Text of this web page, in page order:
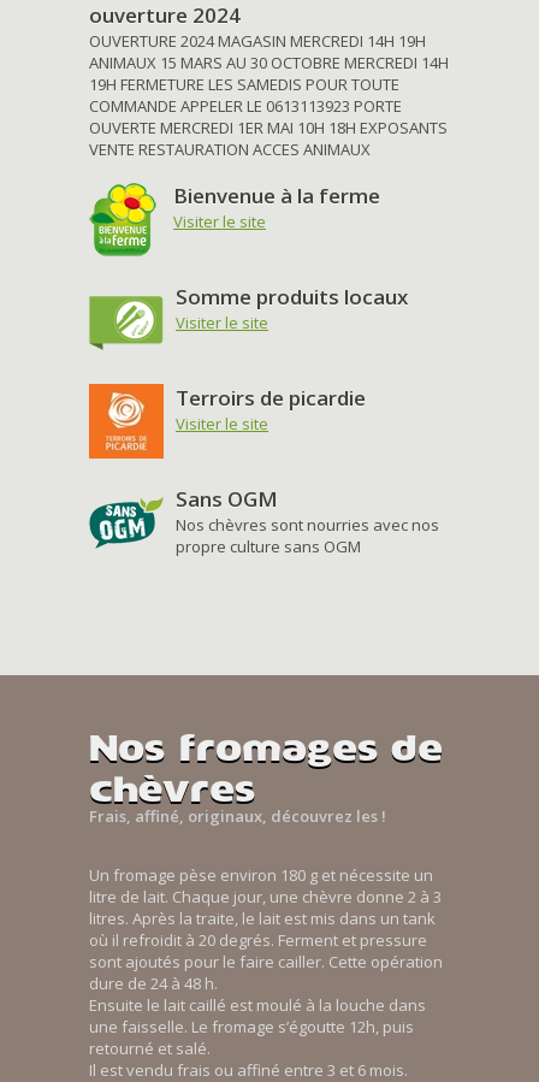
ouverture 2024
OUVERTURE 2024 MAGASIN MERCREDI 14H 19H
ANIMAUX 15 MARS AU 30 OCTOBRE MERCREDI 14H
19H FERMETURE LES SAMEDIS POUR TOUTE
COMMANDE APPELER LE 0613113923 PORTE
OUVERTE MERCREDI 1ER MAI 10H 18H EXPOSANTS
VENTE RESTAURATION ACCES ANIMAUX
Bienvenue à la ferme
Visiter le site
Somme produits locaux
Visiter le site
Terroirs de picardie
Visiter le site
Sans OGM
Nos chèvres sont nourries avec nos
propre culture sans OGM
Nos fromages de
chèvres
Frais, affiné, originaux, découvrez les !
Un fromage pèse environ 180 g et nécessite un
litre de lait. Chaque jour, une chèvre donne 2 à 3
litres. Après la traite, le lait est mis dans un tank
où il refroidit à 20 degrés. Ferment et pressure
sont ajoutés pour le faire cailler. Cette opération
dure de 24 à 48 h.
Ensuite le lait caillé est moulé à la louche dans
une faisselle. Le fromage s’égoutte 12h, puis
retourné et salé.
Il est vendu frais ou affiné entre 3 et 6 mois.